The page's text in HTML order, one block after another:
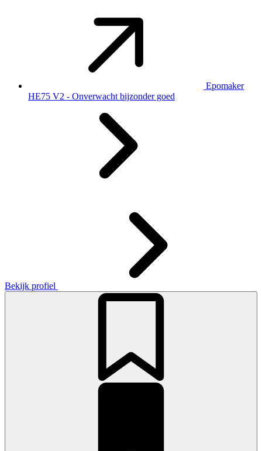
Epomaker
HE75 V2 - Onverwacht bijzonder goed
Bekijk profiel